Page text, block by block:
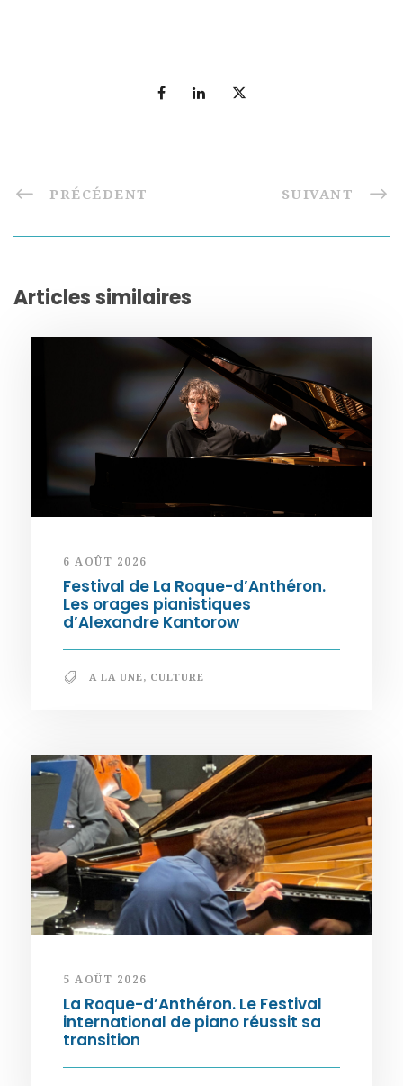
PRÉCÉDENT SUIVANT
Articles similaires
6 AOÛT 2026
Festival de La Roque-d’Anthéron.
Les orages pianistiques
d’Alexandre Kantorow
A LA UNE, CULTURE
5 AOÛT 2026
La Roque-d’Anthéron. Le Festival
international de piano réussit sa
transition